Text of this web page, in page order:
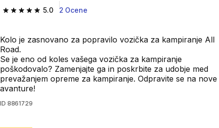
5.0
5.0 od 5 zvezdic from 2 ocene
2 Ocene
Kolo je zasnovano za popravilo vozička za kampiranje All
Road.
Se je eno od koles vašega vozička za kampiranje
poškodovalo? Zamenjajte ga in poskrbite za udobje med
prevažanjem opreme za kampiranje. Odpravite se na nove
avanture!
ID 8861729